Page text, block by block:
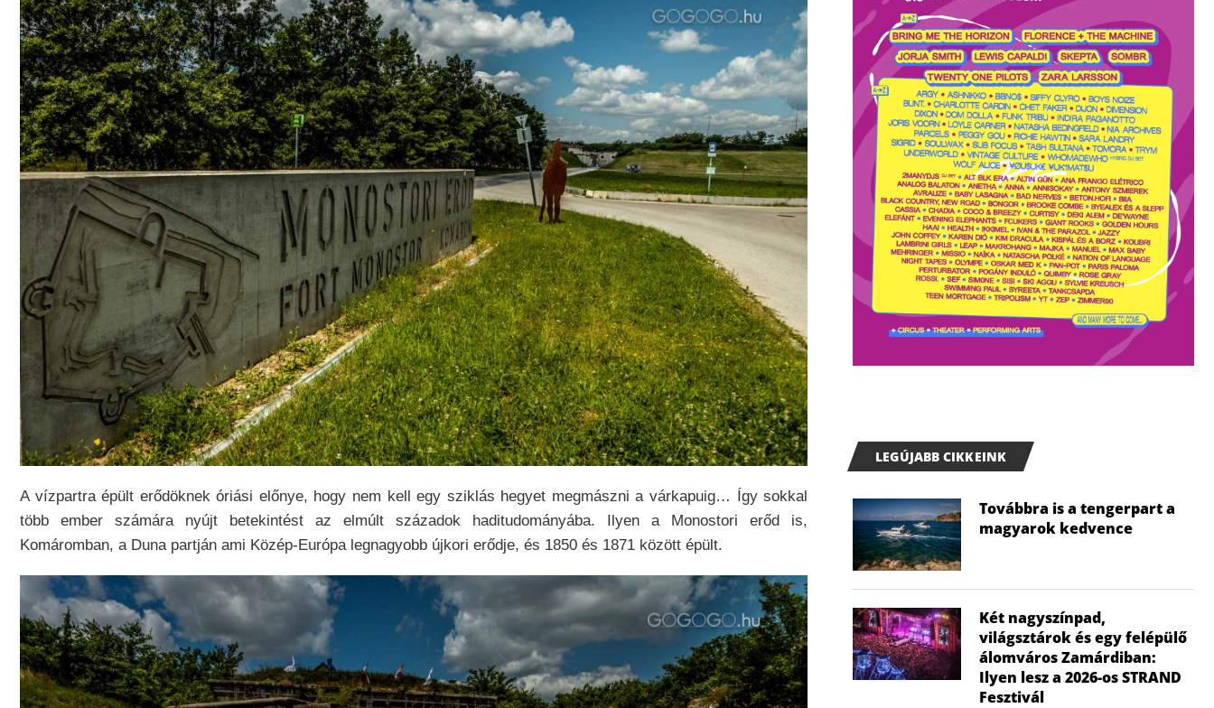
A vízpartra épült erődöknek óriási előnye, hogy nem kell egy sziklás hegyet megmászni a várkapuig… Így sokkal
több ember számára nyújt betekintést az elmúlt századok haditudományába. Ilyen a Monostori erőd is,
Komáromban, a Duna partján ami Közép-Európa legnagyobb újkori erődje, és 1850 és 1871 között épült.
LEGÚJABB CIKKEINK
Továbbra is a tengerpart a
magyarok kedvence
Két nagyszínpad,
világsztárok és egy felépülő
álomváros Zamárdiban:
Ilyen lesz a 2026-os STRAND
Fesztivál